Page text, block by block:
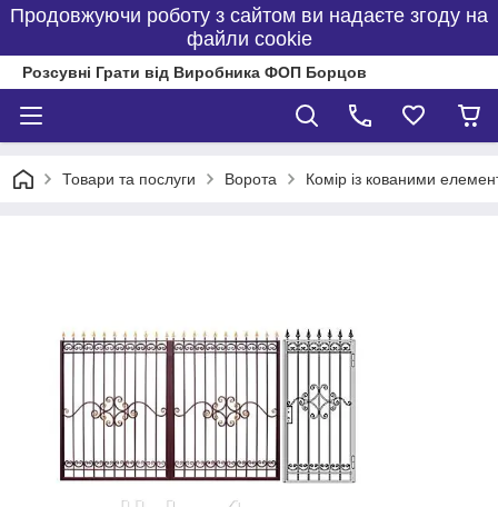
Продовжуючи роботу з сайтом ви надаєте згоду на
файли cookie
Розсувні Грати від Виробника ФОП Борцов
Товари та послуги Ворота Комір із кованими